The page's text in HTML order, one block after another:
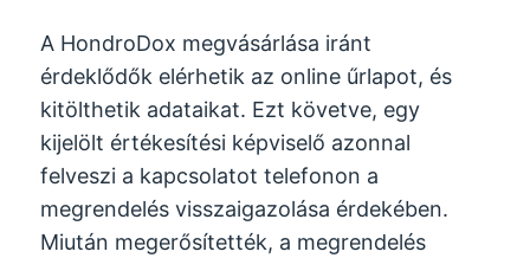
A HondroDox megvásárlása iránt
érdeklődők elérhetik az online űrlapot, és
kitölthetik adataikat. Ezt követve, egy
kijelölt értékesítési képviselő azonnal
felveszi a kapcsolatot telefonon a
megrendelés visszaigazolása érdekében.
Miután megerősítették, a megrendelés